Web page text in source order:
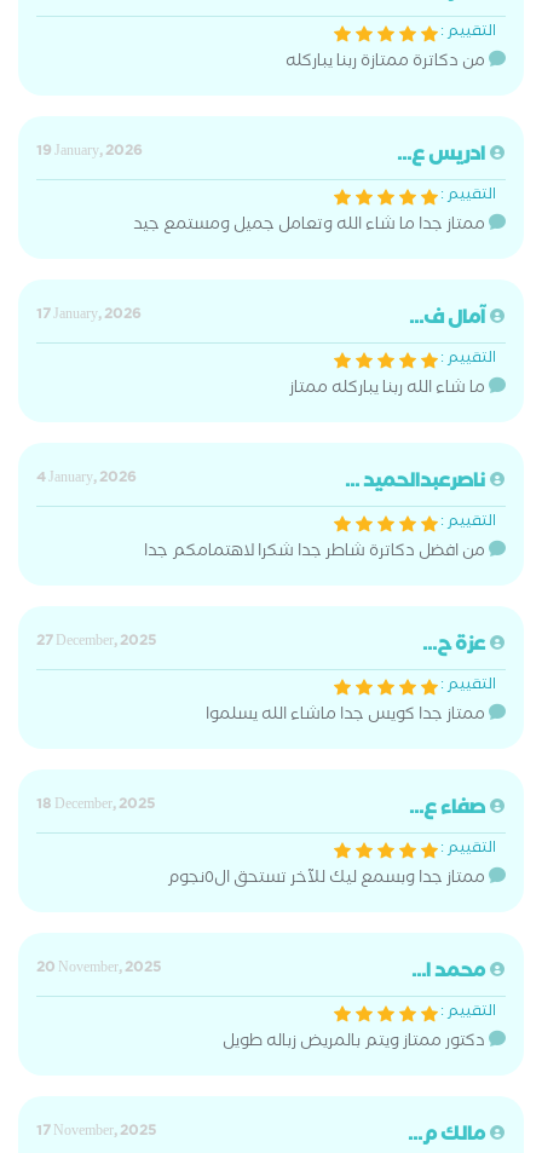
التقييم :
من دكاترة ممتازة ربنا يباركله
ادريس ع...
19 January, 2026
التقييم :
ممتاز جدا ما شاء الله وتعامل جميل ومستمع جيد
آمال ف...
17 January, 2026
التقييم :
ما شاء الله ربنا يباركله ممتاز
ناصرعبدالحميد ...
4 January, 2026
التقييم :
من افضل دكاترة شاطر جدا شكرا لاهتمامكم جدا
عزة ح...
27 December, 2025
التقييم :
ممتاز جدا كويس جدا ماشاء الله يسلموا
صفاء ع...
18 December, 2025
التقييم :
ممتاز جدا وبسمع ليك للآخر تستحق ال٥نجوم
محمد ا...
20 November, 2025
التقييم :
دكتور ممتاز ويتم بالمريض زباله طويل
مالك م... 17 November, 2025